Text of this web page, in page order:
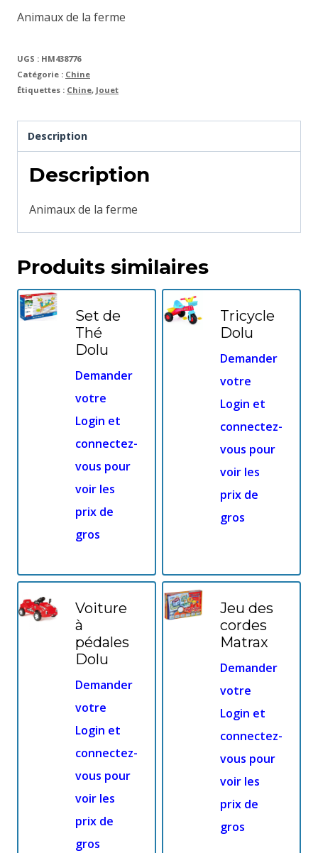
Animaux de la ferme
UGS : HM438776
Catégorie : Chine
Étiquettes : Chine, Jouet
Description
Description
Animaux de la ferme
Produits similaires
Set de
Thé
Dolu
Demander
votre
Login et
connectez-
vous pour
voir les
prix de
gros
Tricycle
Dolu
Demander
votre
Login et
connectez-
vous pour
voir les
prix de
gros
Voiture
à
pédales
Dolu
Demander
votre
Login et
connectez-
vous pour
voir les
prix de
gros
Jeu des
cordes
Matrax
Demander
votre
Login et
connectez-
vous pour
voir les
prix de
gros